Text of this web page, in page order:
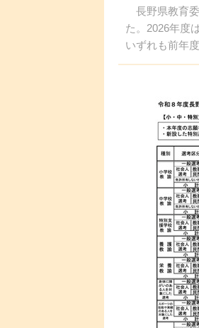
長野県教育委
た。2026年度
いずれも前年